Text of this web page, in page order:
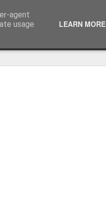
agent
usage
LEARN MORE